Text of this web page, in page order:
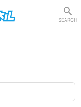
SEARCH